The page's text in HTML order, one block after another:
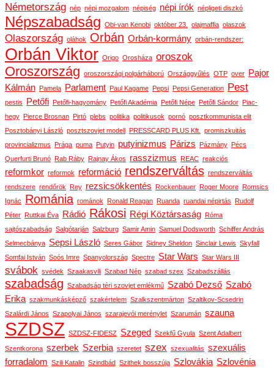
Németország nép népi mozgalom népiség népi írók népligeti diszkó
Népszabadság Obi-van Kenobi október 23. olajmaffia olaszok
Olaszország oláhok Orbán Orbán-kormány orbán-rendszer:
Orbán Viktor Origo Orosháza oroszok
Oroszország oroszországi polgárháború Országgyűlés OTP over
Pajor
Kálmán Pamela Parlament Paul Kagame Pepsi Pepsi Generation Pest
pestis Petőfi Petőfi-hagyomány Petőfi Akadémia Petőfi Népe Petőfi Sándor Piac-
hegy Pierce Brosnan Pirtó plebs politika politikusok pornó posztkommunista elit
Posztobányi László posztszovjet modell PRESSCARD PLUS Kft.
promiszkuitás
provincializmus Prága puma Putyin putyinizmus Párizs Pázmány Pécs
Querfurti Brunó Rab Ráby Rajnay Ákos rasszizmus REAC reakciós
reformkor reformok reformáció rendszerváltás rendszerváltás
rendszere rendőrök Rey rezsicsökkentés Rockenbauer Roger Moore Romsics
Ignác
Románia románok Ronald Reagan Ruanda ruandai népirtás Rudolf
Péter Ruttkai Éva Rádió Rákosi Régi Köztársaság Róma
sajtószabadság Salgótarján Salzburg Samir Amin Samuel Dodsworth Schiffer András
Selmecbánya Sepsi László Seres Gábor Sidney Sheldon Sinclair Lewis Skyfall
Somfai István Soós Imre Spanyolország Spectre Star Wars Star Wars III
svábok svédek Szaakasvili Szabad Nép szabad szex Szabadszállás
szabadság Szabadság téri szovjet emlékmű Szabó Dezső Szabó
Erika szakmunkásképző szakértelem Szalkszentmárton Szaltikov-Scsedrin
Szalárdi János Szapolyai János szarajevói merénylet Szarumán szauna
SZDSZ SZDSZ-FIDESZ Szeged Szekfű Gyula Szent Adalbert
Szentkorona szerbek Szerbia szeretet szex szexualitás szexuális
forradalom Szili Katalin Szindbád Szithek bosszúja Szlovákia Szlovénia